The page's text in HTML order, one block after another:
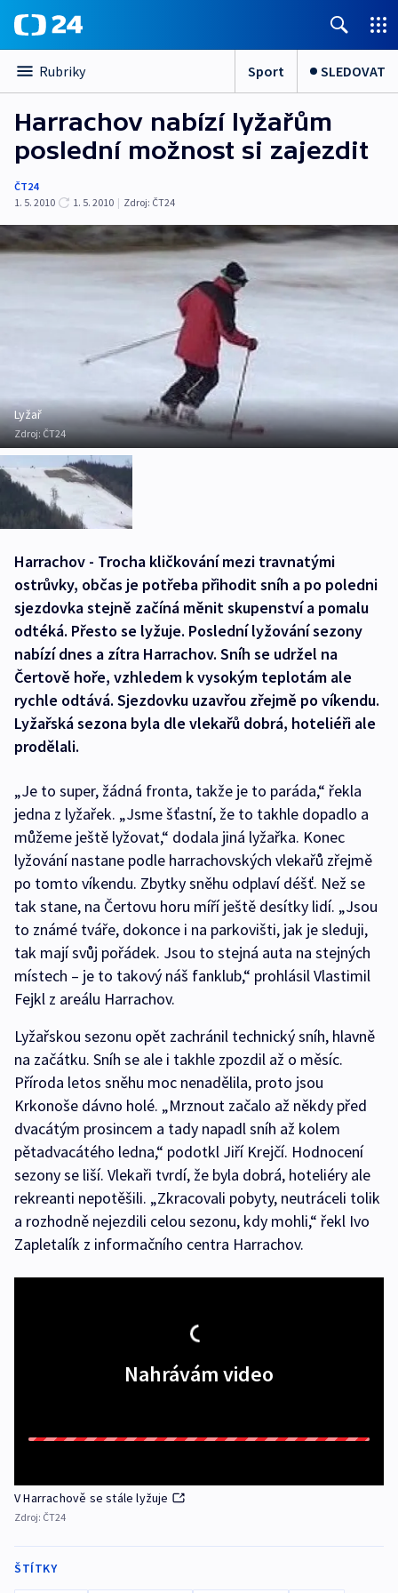
Rubriky Sport SLEDOVAT
Harrachov nabízí lyžařům
poslední možnost si zajezdit
ČT24
1. 5. 2010
1. 5. 2010 | Zdroj: ČT24
Lyžař
Zdroj:ČT24
Harrachov - Trocha kličkování mezi travnatými
ostrůvky, občas je potřeba přihodit sníh a po poledni
sjezdovka stejně začíná měnit skupenství a pomalu
odtéká. Přesto se lyžuje. Poslední lyžování sezony
nabízí dnes a zítra Harrachov. Sníh se udržel na
Čertově hoře, vzhledem k vysokým teplotám ale
rychle odtává. Sjezdovku uzavřou zřejmě po víkendu.
Lyžařská sezona byla dle vlekařů dobrá, hoteliéři ale
prodělali.
„Je to super, žádná fronta, takže je to paráda,“ řekla
jedna z lyžařek. „Jsme šťastní, že to takhle dopadlo a
můžeme ještě lyžovat,“ dodala jiná lyžařka. Konec
lyžování nastane podle harrachovských vlekařů zřejmě
po tomto víkendu. Zbytky sněhu odplaví déšť. Než se
tak stane, na Čertovu horu míří ještě desítky lidí. „Jsou
to známé tváře, dokonce i na parkovišti, jak je sleduji,
tak mají svůj pořádek. Jsou to stejná auta na stejných
místech – je to takový náš fanklub,“ prohlásil Vlastimil
Fejkl z areálu Harrachov.
Lyžařskou sezonu opět zachránil technický sníh, hlavně
na začátku. Sníh se ale i takhle zpozdil až o měsíc.
Příroda letos sněhu moc nenadělila, proto jsou
Krkonoše dávno holé. „Mrznout začalo až někdy před
dvacátým prosincem a tady napadl sníh až kolem
pětadvacátého ledna,“ podotkl Jiří Krejčí. Hodnocení
sezony se liší. Vlekaři tvrdí, že byla dobrá, hoteliéry ale
rekreanti nepotěšili. „Zkracovali pobyty, neutráceli tolik
a rozhodně nejezdili celou sezonu, kdy mohli,“ řekl Ivo
Zapletalík z informačního centra Harrachov.
Nahrávám video
V Harrachově se stále lyžuje
Zdroj: ČT24
ŠTÍTKY